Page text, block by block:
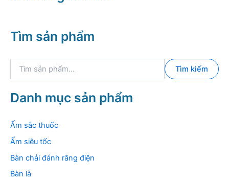
Tìm sản phẩm
k
i
m
Tìm kiếm
Danh mục sản phẩm
Ấm sắc thuốc
Ấm siêu tốc
Bàn chải đánh răng điện
Bàn là